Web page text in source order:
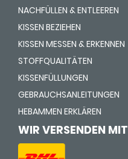
NACHFÜLLEN & ENTLEEREN
KISSEN BEZIEHEN
KISSEN MESSEN & ERKENNEN
STOFFQUALITÄTEN
KISSENFÜLLUNGEN
GEBRAUCHSANLEITUNGEN
HEBAMMEN ERKLÄREN
WIR VERSENDEN MIT